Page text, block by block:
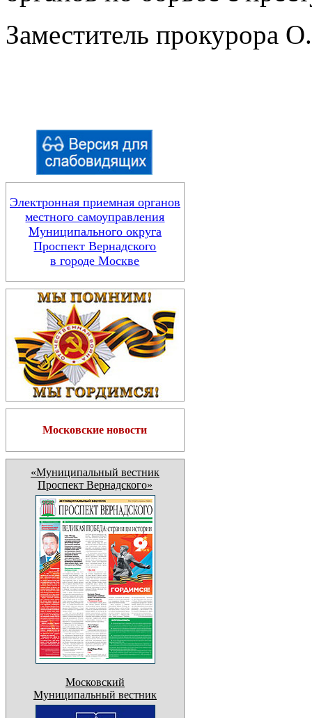
Заместитель прокурора
Электронная приемная органов
местного самоуправления
Муниципального округа
Проспект Вернадского
в городе Москве
Московские новости
«Муниципальный вестник
Проспект Вернадского»
Московский
Муниципальный вестник